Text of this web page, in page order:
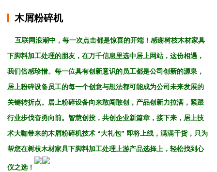
木屑粉碎机
互联网浪潮中，每一次点击都是惊喜的开端！感谢树枝木材家具
下脚料加工处理的朋友，在万千信息里选中居上网站，这份相遇，
我们倍感珍惜。每一位具有创新意识的员工都是公司创新的源泉，
居上粉碎设备员工的每一个创意与想法都可能成为公司未来发展的
关键转折点。居上粉碎设备向来敢闯敢创，产品创新力拉满，紧跟
行业步伐奋勇向前。智慧创投，共创企业新篇章，接下来，居上技
术大咖带来的木屑粉碎机技术 “大礼包” 即将上线，满满干货，只为
帮您在树枝木材家具下脚料加工处理上游产品选择上，轻松找到心
仪之选！​​